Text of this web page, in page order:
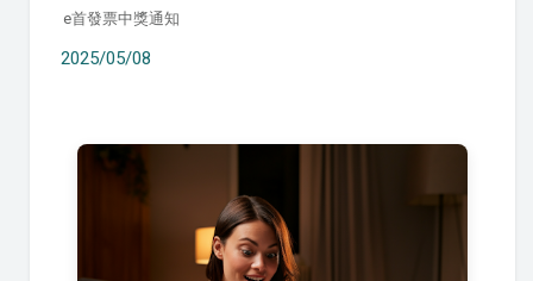
e首發票中獎通知
2025/05/08